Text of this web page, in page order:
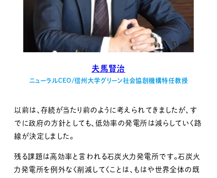
夫馬賢治
ニューラルCEO/信州大学グリーン社会協創機構特任教授
以前は、存続が当たり前のように考えられてきましたが、す
でに政府の方針としても、低効率の発電所は減らしていく路
線が決定しました。
残る課題は高効率と言われる石炭火力発電所です。石炭火
力発電所を例外なく削減してくことは、もはや世界全体の既